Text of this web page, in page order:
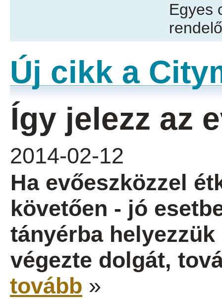
Egyes
Új cikk a
Így jelezz az
2014-02-12
Ha evőeszközzel
követően - jó
tányérba
végezte dolgát,
tovább »